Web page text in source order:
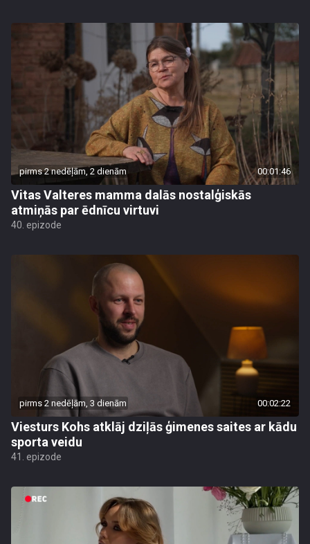
pirms 2 nedēļām, 2 dienām 00:01:46
Vitas Valteres mamma dalās nostalģiskās
atmiņās par ēdnīcu virtuvi
40. epizode
pirms 2 nedēļām, 3 dienām 00:02:22
Viesturs Kohs atklāj dziļās ģimenes saites ar kādu
sporta veidu
41. epizode